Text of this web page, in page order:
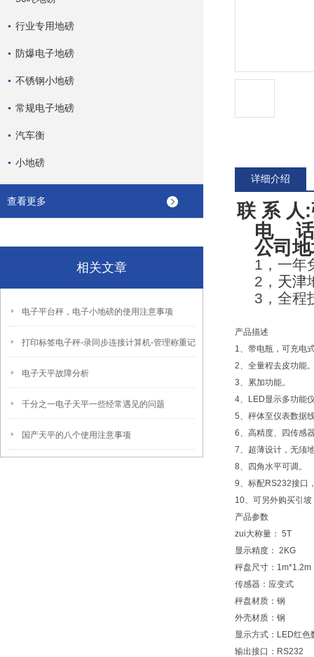
行业专用地磅
防爆电子地磅
不锈钢小地磅
常规电子地磅
汽车衡
小地磅
查看更多
相关文章
电子平台秤，电子小地磅的使用注意事项
打印标签电子秤-录同步连接计算机-管理称重记
电子天平故障分析
千分之一电子天平一些经常遇见的问题
国产天平的八个使用注意事项
详细介绍
联 系
电
公司
1 ，一
2 ， 天津
3 ，全
产品描述
1、带电瓶，可充电
2、全量程去皮功能
3、累加功能。
4、LED显示多功能
5、秤体至仪表数据
6、高精度、四传感
7、超薄设计，无须
8、四角水平可调。
9、标配RS232接口
10、可另外购买引
产品参数
zui大称量： 5T
显示精度： 2KG
秤盘尺寸： 1m*1.2m
传感器： 应变式
秤盘材质： 钢
外壳材质： 钢
显示方式： LED红色
输出接口： RS232